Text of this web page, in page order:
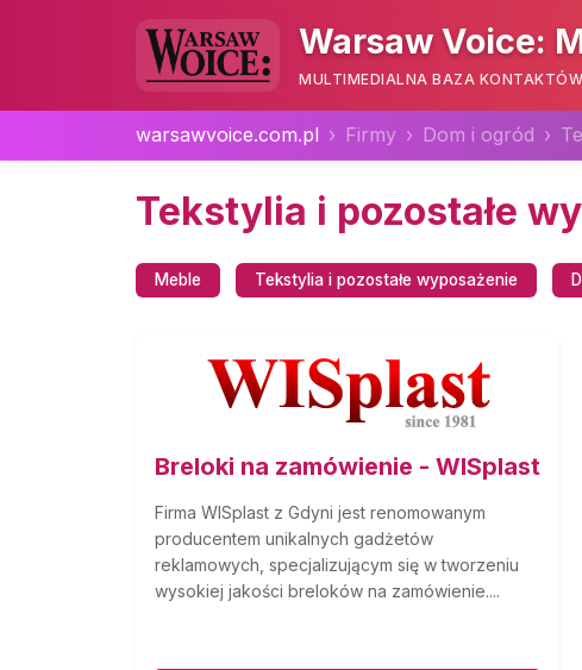
Warsaw Voice:
MULTIMEDIALNA BAZA
warsawvoice.com.pl Firmy Dom i ogród
Tekstylia i pozostałe
Meble Tekstylia i pozostałe wyposażenie
Breloki na zamówienie - WISplast
Firma WISplast z Gdyni jest renomowanym
producentem unikalnych gadżetów
reklamowych, specjalizującym się w tworzeniu
wysokiej jakości breloków na zamówienie....